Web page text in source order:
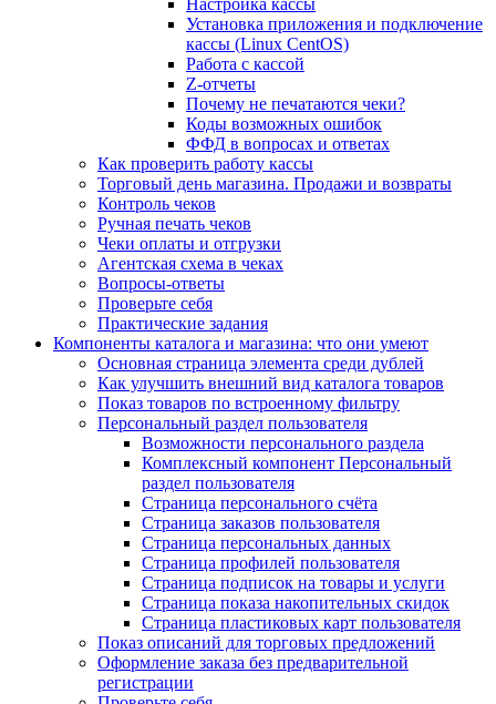
Настройка кассы
Установка приложения и подключение
кассы (Linux CentOS)
Работа с кассой
Z-отчеты
Почему не печатаются чеки?
Коды возможных ошибок
ФФД в вопросах и ответах
Как проверить работу кассы
Торговый день магазина. Продажи и возвраты
Контроль чеков
Ручная печать чеков
Чеки оплаты и отгрузки
Агентская схема в чеках
Вопросы-ответы
Проверьте себя
Практические задания
Компоненты каталога и магазина: что они умеют
Основная страница элемента среди дублей
Как улучшить внешний вид каталога товаров
Показ товаров по встроенному фильтру
Персональный раздел пользователя
Возможности персонального раздела
Комплексный компонент Персональный
раздел пользователя
Страница персонального счёта
Страница заказов пользователя
Страница персональных данных
Страница профилей пользователя
Страница подписок на товары и услуги
Страница показа накопительных скидок
Страница пластиковых карт пользователя
Показ описаний для торговых предложений
Оформление заказа без предварительной
регистрации